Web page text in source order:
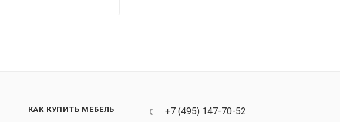
КАК КУПИТЬ МЕБЕЛЬ +7 (495) 147-70-52